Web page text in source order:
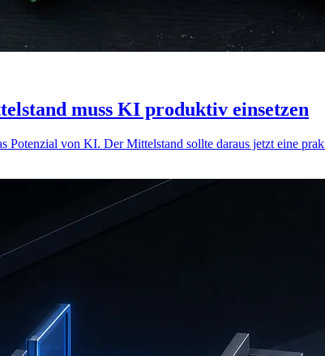
muss KI produktiv einsetzen
Potenzial von KI. Der Mittelstand sollte daraus jetzt eine